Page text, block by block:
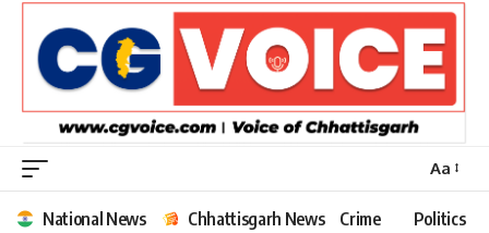
Font
Resizer
Aa
National News Chhattisgarh News Crime Politics